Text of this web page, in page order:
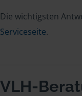
Die wichtigsten
Serviceseite.
VLH-